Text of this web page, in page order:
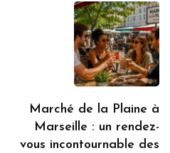
Marché de la Plaine à
Marseille : un rendez-
vous incontournable des